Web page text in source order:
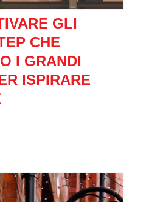
GLI
CHE
I GRANDI
ISPIRARE